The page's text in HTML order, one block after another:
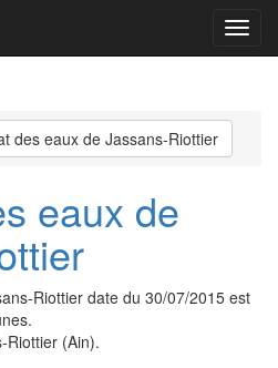
Menu
des eaux de Jassans-Riottier
eaux de
Riottier date du 30/07/2015 est
Riottier (Ain).